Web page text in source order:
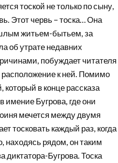
тоской не только по сыну,
Этот червь – тоска… Она
житьем-бытьем, за
об утрате недавних
побуждает читателя
расположение к ней. Помимо
в конце рассказа
имение Бугрова, где они
мечется между двумя
тосковать каждый раз, когда
находясь рядом, он таким
диктатора-Бугрова. Тоска